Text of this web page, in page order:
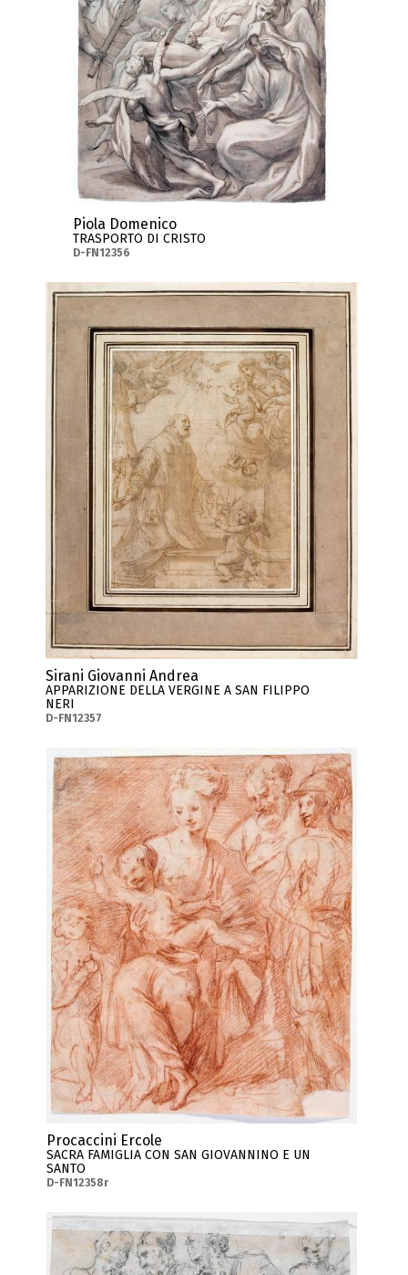
Piola Domenico
TRASPORTO DI CRISTO
D-FN12356
Sirani Giovanni Andrea
APPARIZIONE DELLA VERGINE A SAN FILIPPO
NERI
D-FN12357
Procaccini Ercole
SACRA FAMIGLIA CON SAN GIOVANNINO E UN
SANTO
D-FN12358r